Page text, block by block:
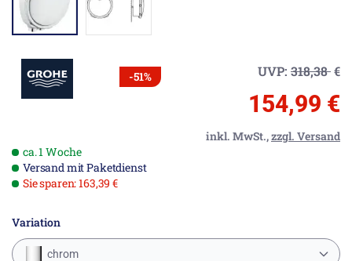
-51% UVP: 318,38€
154,99 €
inkl. MwSt.,zzgl. Versand
ca. 1 Woche
Versand mit Paketdienst
Sie sparen: 163,39 €
Variation
chrom